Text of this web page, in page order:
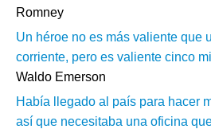
Romney
Un héroe no es más valiente que
corriente, pero es valiente cinco
Waldo Emerson
Había llegado al país para hacer
así que necesitaba una oficina